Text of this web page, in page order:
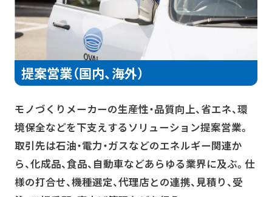
提案営業（国内、海外）
モノづくりメーカーの生産性・品質向上、省エネ、環
境保全などを下支えするソリューション提案営業。
取引先は石油・電力・ガスなどのエネルギー関連か
ら、化成品、食品、自動車などあらゆる業界に及ぶ。仕
様の打合せ、機種選定、代理店との連携、見積り、受